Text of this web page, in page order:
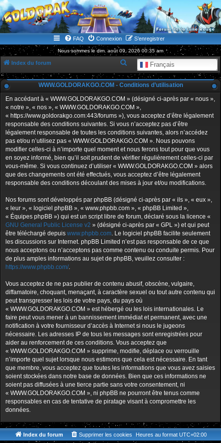
WWW.GOLDORAKGO.COM
le site de la Lune Rouge
FAQ Connexion S’enregistrer
Nous sommes le dim. août 09, 2026 00:35 am
Index du forum Français
e
c
h
e
r
c
e
r
WWW.GOLDORAKGO.COM - Conditions d’utilisation
En accédant à « WWW.GOLDORAKGO.COM » (désigné ci-après par « nous »,
« notre », « nos », « WWW.GOLDORAKGO.COM »,
« https://www.goldorakgo.com:443/forums »), vous acceptez d’être légalement
responsable des conditions suivantes. Si vous n’acceptez pas d’être
légalement responsable de toutes les conditions suivantes, alors n’accédez
pas et/ou n’utilisez pas « WWW.GOLDORAKGO.COM ». Nous pouvons
modifier celles-ci à n’importe quel moment et nous ferons tout pour que vous
en soyez informé, bien qu’il soit prudent de vérifier régulièrement celles-ci par
vous-même. Si vous continuez d’utiliser « WWW.GOLDORAKGO.COM » alors
que des changements ont été effectués, vous acceptez d’être légalement
responsable des conditions découlant des mises à jour et/ou modifications.
Nos forums sont développés par phpBB (désigné ci-après par « ils », « eux »,
« leur », « logiciel phpBB », « www.phpbb.com », « phpBB Limited »,
« Équipes phpBB ») qui est un script libre de forum, déclaré sous la licence «
GNU General Public License v2 » (désigné ci-après par « GPL ») et qui peut
être téléchargé depuis www.phpbb.com. Le logiciel phpBB facilite seulement
les discussions sur Internet. phpBB Limited n’est pas responsable de ce que
nous acceptons ou n’acceptons pas comme contenu ou conduite permis. Pour
de plus amples informations au sujet de phpBB, veuillez consulter :
https://www.phpbb.com/.
Vous acceptez de ne pas publier de contenu abusif, obscène, vulgaire,
diffamatoire, choquant, menaçant, à caractère sexuel ou tout autre contenu qui
peut transgresser les lois de votre pays, du pays où
« WWW.GOLDORAKGO.COM » est hébergé ou les lois internationales. Le
faire peut vous mener à un bannissement immédiat et permanent, avec une
notification à votre fournisseur d’accès à Internet si nous le jugeons
nécessaire. Les adresses IP de tous les messages sont enregistrées pour
aider au renforcement de ces conditions. Vous acceptez que
« WWW.GOLDORAKGO.COM » supprime, modifie, déplace ou verrouille
n’importe quel sujet lorsque nous estimons que cela est nécessaire. En tant
que membre, vous acceptez que toutes les informations que vous avez saisies
soient stockées dans notre base de données. Bien que ces informations ne
soient pas diffusées à une tierce partie sans votre consentement, ni
« WWW.GOLDORAKGO.COM », ni phpBB ne pourront être tenus comme
responsables en cas de tentative de piratage visant à compromettre les
données.
Index du forum Heures au format UTC+02:00
Supprimer les cookies